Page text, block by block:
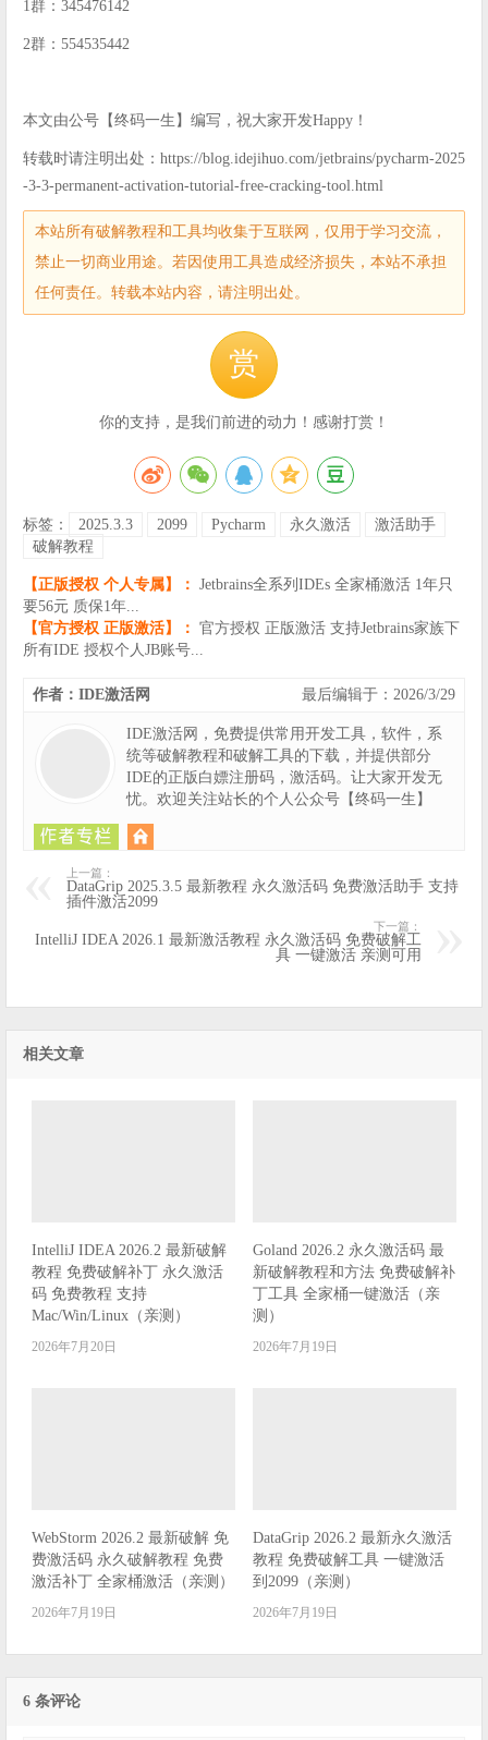
1群：345476142
2群：554535442
本文由公号【终码一生】编写，祝大家开发Happy！
转载时请注明出处：https://blog.idejihuo.com/jetbrains/pycharm-2025
-3-3-permanent-activation-tutorial-free-cracking-tool.html
本站所有破解教程和工具均收集于互联网，仅用于学习交流，
禁止一切商业用途。若因使用工具造成经济损失，本站不承担
任何责任。转载本站内容，请注明出处。
赏
你的支持，是我们前进的动力！感谢打赏！
标签： 2025.3.3 2099 Pycharm 永久激活
激活助手
破解教程
【正版授权 个人专属】： Jetbrains全系列IDEs 全家桶激活 1年只
要56元 质保1年...
【官方授权 正版激活】： 官方授权 正版激活 支持Jetbrains家族下
所有IDE 授权个人JB账号...
最后编辑于：2026/3/29
作者：IDE激活网
IDE激活网，免费提供常用开发工具，软件，系
统等破解教程和破解工具的下载，并提供部分
IDE的正版白嫖注册码，激活码。让大家开发无
忧。欢迎关注站长的个人公众号【终码一生】
上一篇：
DataGrip 2025.3.5 最新教程 永久激活码 免费激活助手 支持
插件激活2099
下一篇：
IntelliJ IDEA 2026.1 最新激活教程 永久激活码 免费破解工
具 一键激活 亲测可用
相关文章
IntelliJ IDEA 2026.2 最新破解
教程 免费破解补丁 永久激活
码 免费教程 支持
Mac/Win/Linux（亲测）
2026年7月20日
Goland 2026.2 永久激活码 最
新破解教程和方法 免费破解补
丁工具 全家桶一键激活（亲
测）
2026年7月19日
WebStorm 2026.2 最新破解 免
费激活码 永久破解教程 免费
激活补丁 全家桶激活（亲测）
2026年7月19日
DataGrip 2026.2 最新永久激活
教程 免费破解工具 一键激活
到2099（亲测）
2026年7月19日
6 条评论